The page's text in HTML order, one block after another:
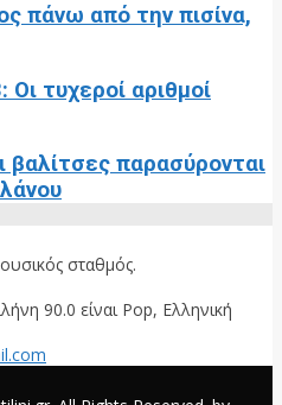
πάνω από την πισίνα,
τυχεροί αριθμοί
βαλίτσες παρασύρονται
σταθμός.
90.0 είναι Pop, Ελληνική